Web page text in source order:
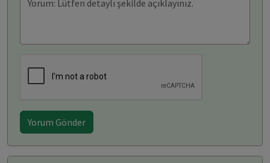
Yorum Gönder